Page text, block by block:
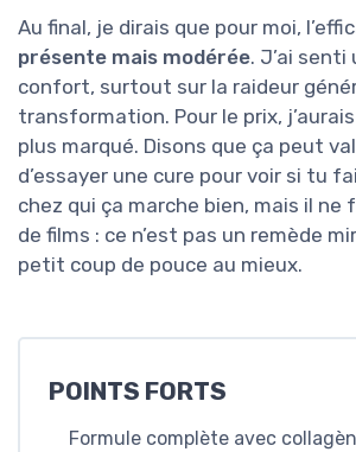
Au final, je dirais que pour moi,
présente mais modérée. J’ai
confort, surtout sur la raideur
transformation. Pour le prix,
plus marqué. Disons que ça peut
d’essayer une cure pour voir si tu
chez qui ça marche bien, mais il ne
de films : ce n’est pas un remède
petit coup de pouce au mieux.
POINTS FORTS
Formule complète avec